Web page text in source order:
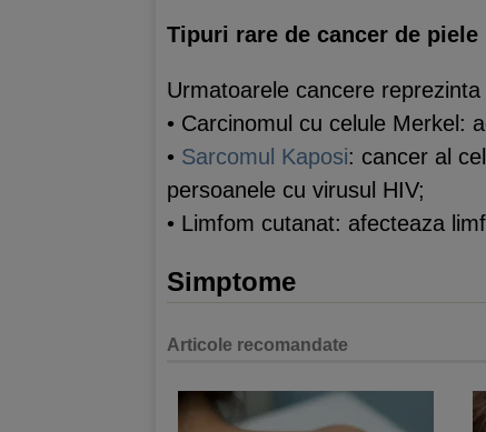
Tipuri rare de cancer de piele
Urmatoarele cancere
• Carcinomul cu celule Merkel:
• Sarcomul Kaposi: cancer al
persoanele cu virusul HIV;
• Limfom cutanat: afecteaza
Simptome
Articole recomandate